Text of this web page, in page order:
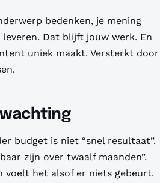
bedenken, je mening
Dat blijft jouw werk. En
uniek maakt. Versterkt door
budget is niet “snel resultaat”.
zijn over twaalf maanden”.
voelt het alsof er niets gebeurt.